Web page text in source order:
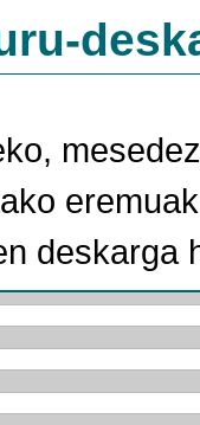
deskarga